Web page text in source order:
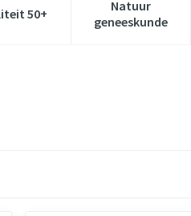
categorieen kinderen
50+
Toon submenu voor Vitaliteit
Natuur
geneeskunde
Toon